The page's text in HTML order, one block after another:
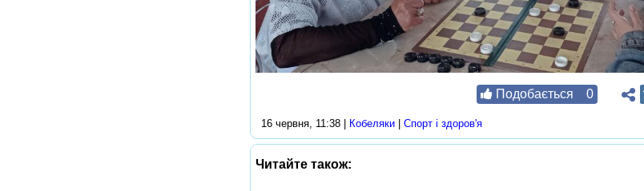
Подобається 0
16 червня, 11:38 | Кобеляки Спорт і здоров'я
Читайте також: